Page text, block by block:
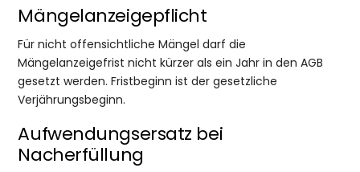
Mängelanzeigepflicht
Für nicht offensichtliche Mängel darf die
Mängelanzeigefrist nicht kürzer als ein Jahr in den AGB
gesetzt werden. Fristbeginn ist der gesetzliche
Verjährungsbeginn.
Aufwendungsersatz bei
Nacherfüllung